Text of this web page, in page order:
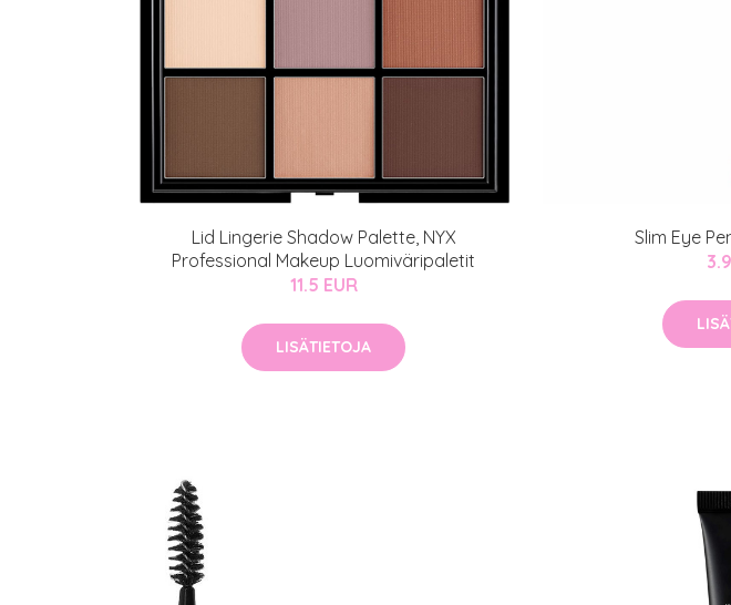
Lid Lingerie Shadow Palette, NYX
Professional Makeup Luomiväripaletit
11.5 EUR
LISÄTIETOJA
Slim Eye